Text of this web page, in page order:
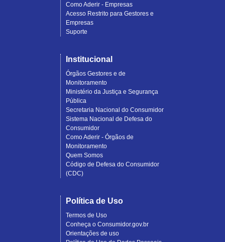
Como Aderir - Empresas
Acesso Restrito para Gestores e
Empresas
Suporte
Institucional
Órgãos Gestores e de
Monitoramento
Ministério da Justiça e Segurança
Pública
Secretaria Nacional do Consumidor
Sistema Nacional de Defesa do
Consumidor
Como Aderir - Órgãos de
Monitoramento
Quem Somos
Código de Defesa do Consumidor
(CDC)
Política de Uso
Termos de Uso
Conheça o Consumidor.gov.br
Orientações de uso